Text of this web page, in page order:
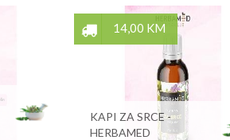
14,00 KM
KAPI ZA SRCE -
HERBAMED